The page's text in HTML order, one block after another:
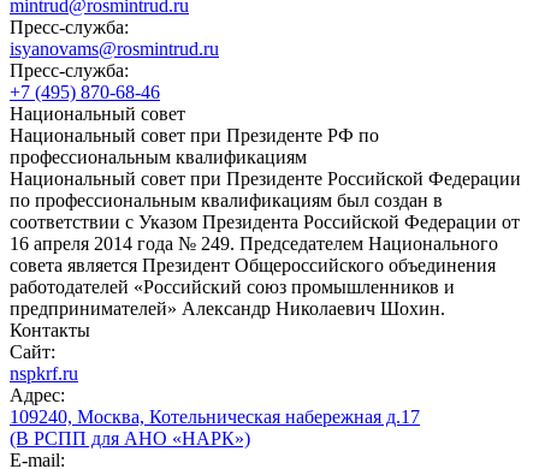
mintrud@rosmintrud.ru
Пресс-служба:
isyanovams@rosmintrud.ru
Пресс-служба:
+7 (495) 870-68-46
Национальный совет
Национальный совет при Президенте РФ по
профессиональным квалификациям
Национальный совет при Президенте Российской Федерации
по профессиональным квалификациям был создан в
соответствии с Указом Президента Российской Федерации от
16 апреля 2014 года № 249. Председателем Национального
совета является Президент Общероссийского объединения
работодателей «Российский союз промышленников и
предпринимателей» Александр Николаевич Шохин.
Контакты
Сайт:
nspkrf.ru
Адрес:
109240, Москва, Котельническая набережная д.17
(В РСПП для АНО «НАРК»)
E-mail: